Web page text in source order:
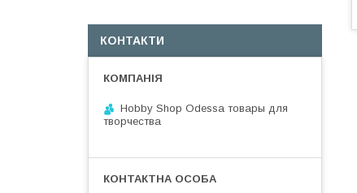
КОНТАКТИ
Hobby Shop Odessa товары для
творчества